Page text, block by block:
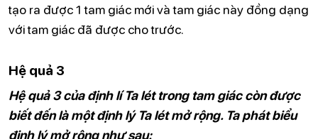
tạo ra được 1 tam giác mới và tam giác này đồng dạng
với tam giác đã được cho trước.
Hệ quả 3
Hệ quả 3 của định lí Ta lét trong tam giác còn được
biết đến là một định lý Ta lét mở rộng. Ta phát biểu
định lý mở rộng như sau: